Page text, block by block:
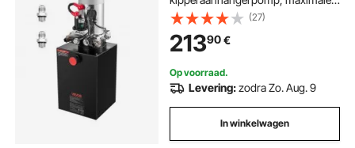
openingsdruk 22 MPa en debiet 3,4
l/min, 12 V DC hydraulische pomp
met metalen reservoir voor
kipperaanhangers, zwart
(27)
21390€
Op voorraad.
Levering:zodra Zo. Aug. 9
In winkelwagen